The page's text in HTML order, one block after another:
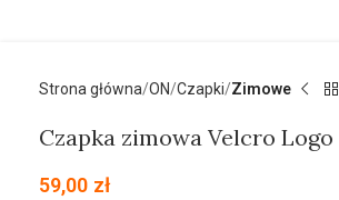
Strona główna ON Czapki Zimowe
Czapka zimowa Velcro
59,00 zł